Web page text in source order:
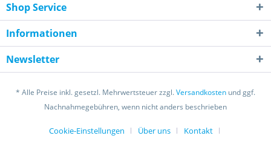
Shop Service
Informationen
Newsletter
* Alle Preise inkl. gesetzl. Mehrwertsteuer zzgl.Versandkosten und ggf.
Nachnahmegebühren, wenn nicht anders beschrieben
Cookie-Einstellungen Über uns
Kontakt